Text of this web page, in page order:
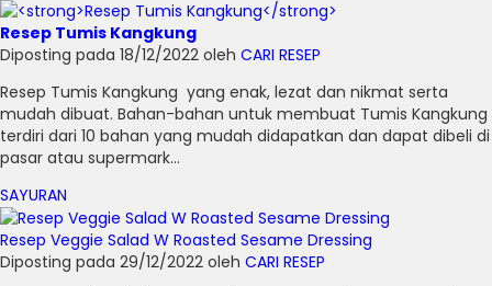
Resep Tumis Kangkung
Diposting pada 18/12/2022 oleh CARI RESEP
Resep Tumis Kangkung yang enak, lezat dan nikmat serta
mudah dibuat. Bahan-bahan untuk membuat Tumis Kangkung
terdiri dari 10 bahan yang mudah didapatkan dan dapat dibeli di
pasar atau supermark...
SAYURAN
Resep Veggie Salad W Roasted Sesame Dressing
Diposting pada 29/12/2022 oleh CARI RESEP